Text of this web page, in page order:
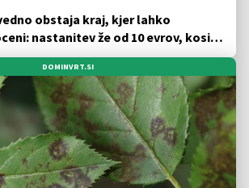
obstaja kraj, kjer lahko
nastanitev že od 10 evrov, kosilo
DOMINVRT.SI